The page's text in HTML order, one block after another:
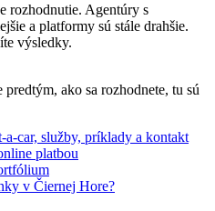
rozhodnutie. Agentúry s
a platformy sú stále drahšie.
výsledky.
ako sa rozhodnete, tu sú
car, služby, príklady a kontakt
platbou
v Čiernej Hore?